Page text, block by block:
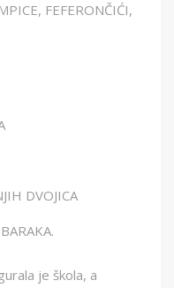
FEFERONČIĆI,
DVOJICA
je škola, a